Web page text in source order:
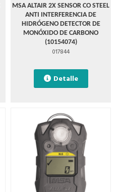
MSA ALTAIR 2X SENSOR CO STEEL
ANTI INTERFERENCIA DE
HIDRÓGENO DETECTOR DE
MONÓXIDO DE CARBONO
(10154074)
017844
Detalle